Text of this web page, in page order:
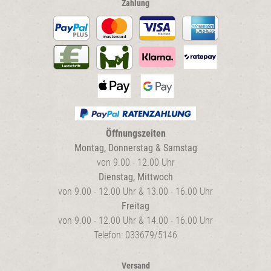
Zahlung
Öffnungszeiten
Montag, Donnerstag & Samstag
von 9.00 - 12.00 Uhr
Dienstag, Mittwoch
von 9.00 - 12.00 Uhr & 13.00 - 16.00 Uhr
Freitag
von 9.00 - 12.00 Uhr & 14.00 - 16.00 Uhr
Telefon: 033679/5146
Versand